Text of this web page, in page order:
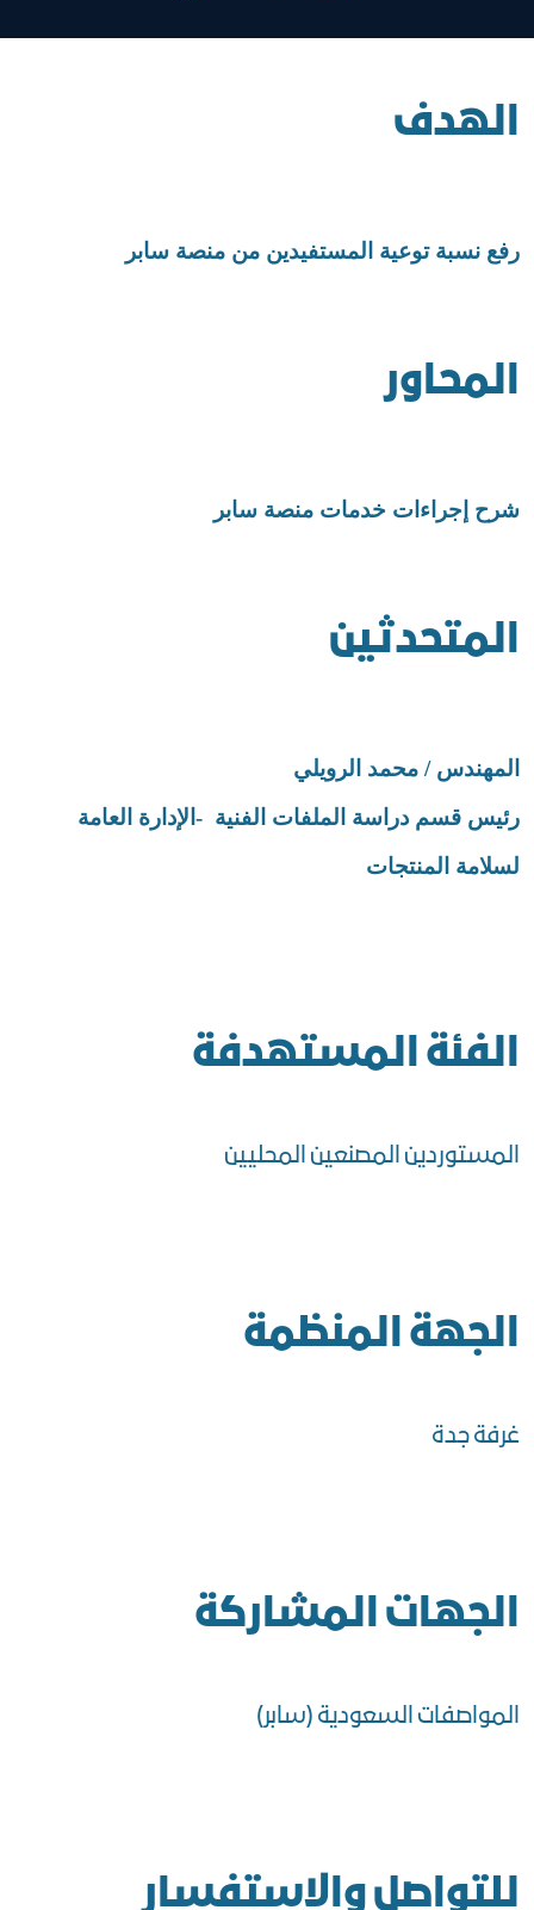
الهدف
رفع نسبة توعية المستفيدين من منصة سابر
المحاور
شرح إجراءات خدمات منصة سابر
المتحدثين
المهندس / محمد الرويلي
رئيس قسم دراسة الملفات الفنية - الإدارة العامة
لسلامة المنتجات
الفئة المستهدفة
المستوردين المصنعين المحليين
الجهة المنظمة
غرفة جدة
الجهات المشاركة
المواصفات السعودية (سابر)
للتواصل والاستفسار